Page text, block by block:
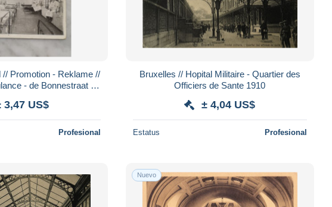
Promotion - Reklame //
- de Bonnestraat 68
3,47 US$
Profesional
Bruxelles // Hopital Militaire - Quartier des
Officiers de Sante 1910
± 4,04 US$
Estatus Profesional
Nuevo